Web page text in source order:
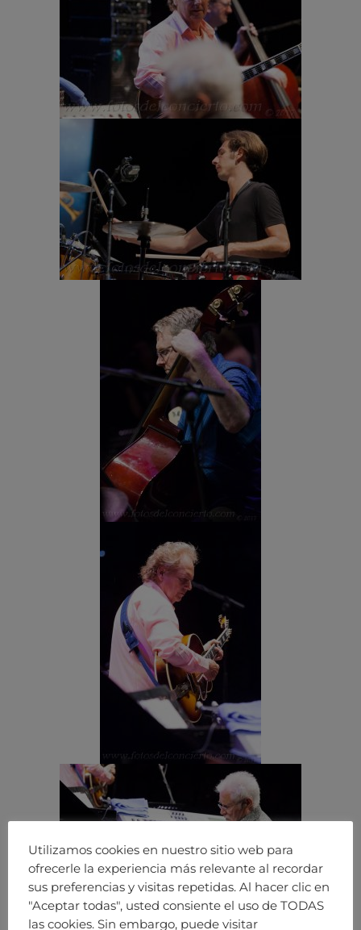
Utilizamos cookies en nuestro sitio web para
ofrecerle la experiencia más relevante al recordar
sus preferencias y visitas repetidas. Al hacer clic en
"Aceptar todas", usted consiente el uso de TODAS
las cookies. Sin embargo, puede visitar